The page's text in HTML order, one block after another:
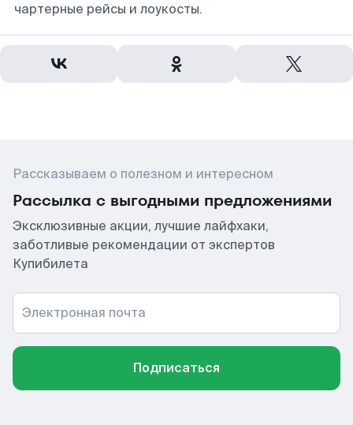
чартерные рейсы и лоукосты.
Рассказываем о полезном и интересном
Рассылка с выгодными предложениями
Эксклюзивные акции, лучшие лайфхаки,
заботливые рекомендации от экспертов
Купибилета
Электронная почта
Подписаться